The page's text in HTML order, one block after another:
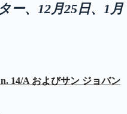
ー、12月25日、1月
14/A およびサン ジョバン